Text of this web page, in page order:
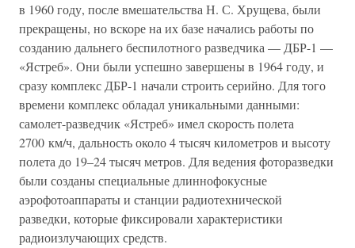
в 1960 году, после вмешательства Н. С. Хрущева, были
прекращены, но вскоре на их базе начались работы по
созданию дальнего беспилотного разведчика — ДБР-1 —
«Ястреб». Они были успешно завершены в 1964 году, и
сразу комплекс ДБР-1 начали строить серийно. Для того
времени комплекс обладал уникальными данными:
самолет-разведчик «Ястреб» имел скорость полета
2700 км/ч, дальность около 4 тысяч километров и высоту
полета до 19–24 тысяч метров. Для ведения фоторазведки
были созданы специальные длиннофокусные
аэрофотоаппараты и станции радиотехнической
разведки, которые фиксировали характеристики
радиоизлучающих средств.